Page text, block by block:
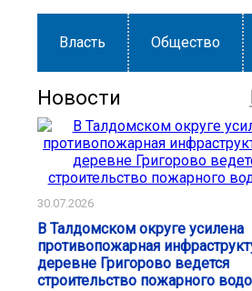
Власть Общество
Новости
30.07.2026
В Талдомском округе усилена
противопожарная
деревне Григорово ведется
строительство пожарного